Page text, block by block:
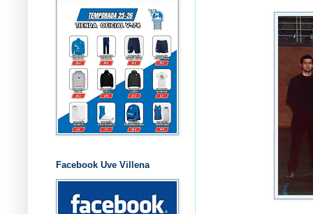
Facebook Uve Villena